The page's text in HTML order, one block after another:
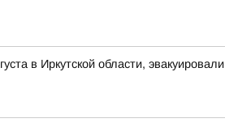
в Иркутской области, эвакуировали